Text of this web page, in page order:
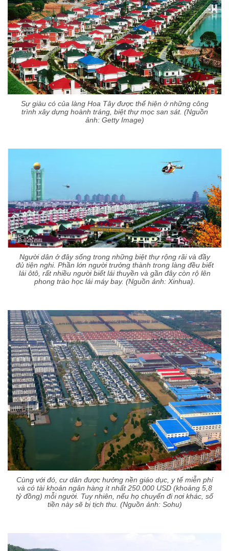
Sự giàu có của làng Hoa Tây được thể hiện ở những công
trình xây dựng hoành tráng, biệt thự mọc san sát. (Nguồn
ảnh: Getty Image)
Người dân ở đây sống trong những biệt thự rộng rãi và đầy
đủ tiện nghi. Phần lớn người trưởng thành trong làng đều biết
lái ôtô, rất nhiều người biết lái thuyền và gần đây còn rộ lên
phong trào học lái máy bay. (Nguồn ảnh: Xinhua).
Cùng với đó, cư dân được hưởng nền giáo dục, y tế miễn phí
và có tài khoản ngân hàng ít nhất 250.000 USD (khoảng 5,8
tỷ đồng) mỗi người. Tuy nhiên, nếu họ chuyển đi nơi khác, số
tiền này sẽ bị tịch thu. (Nguồn ảnh: Sohu)